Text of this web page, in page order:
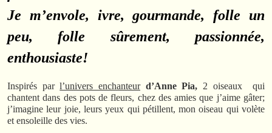
Je m’envole, ivre, gourmande, folle un
peu, folle sûrement, passionnée,
enthousiaste!
Inspirés parl’univers enchanteur d’Anne Pia, 2 oiseaux qui
chantent dans des pots de fleurs, chez des amies que j’aime gâter;
j’imagine leur joie, leurs yeux qui pétillent, mon oiseau qui volète
et ensoleille des vies.